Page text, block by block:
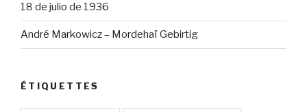
18 de julio de 1936
André Markowicz – Mordehaï Gebirtig
ÉTIQUETTES